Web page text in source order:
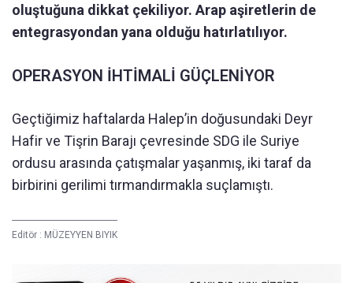
oluştuğuna dikkat çekiliyor. Arap aşiretlerin de
entegrasyondan yana olduğu hatırlatılıyor.
OPERASYON İHTİMALİ GÜÇLENİYOR
Geçtiğimiz haftalarda Halep’in doğusundaki Deyr
Hafir ve Tişrin Barajı çevresinde SDG ile Suriye
ordusu arasında çatışmalar yaşanmış, iki taraf da
birbirini gerilimi tırmandırmakla suçlamıştı.
Editör : MÜZEYYEN BIYIK